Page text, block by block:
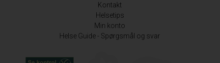
Kontakt
Helsetips
Min konto
Helse Guide - Spørgsmål og svar